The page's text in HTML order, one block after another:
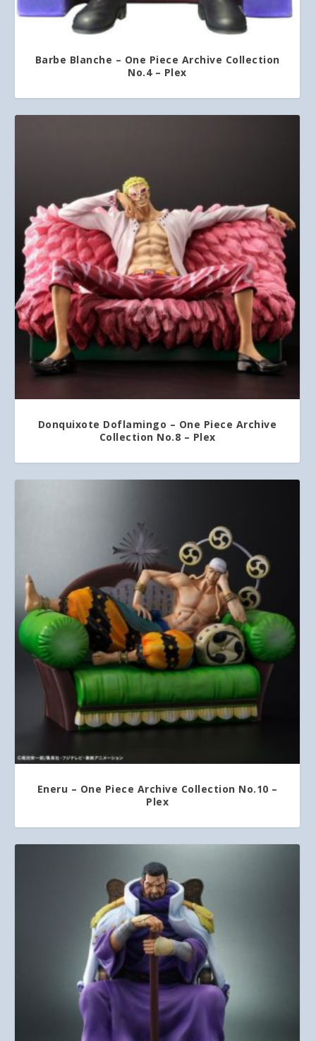
Barbe Blanche – One Piece Archive Collection
No.4 – Plex
Donquixote Doflamingo – One Piece Archive
Collection No.8 – Plex
Eneru – One Piece Archive Collection No.10 –
Plex